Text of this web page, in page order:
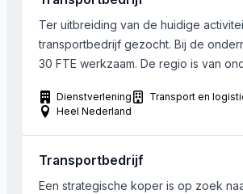
particulieren als voor zakelijke
Ter uitbreiding van de huidige
transportbedrijf gezocht. Bij de
30 FTE werkzaam. De regio is van
Dienstverlening
Transport en
Heel Nederland
Transportbedrijf
Een strategische koper is op zoek